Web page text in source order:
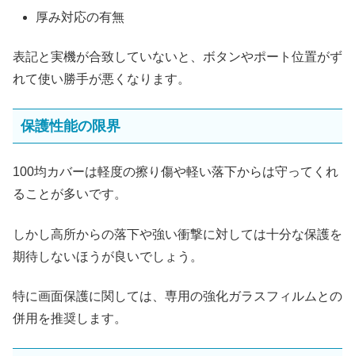
厚み対応の有無
表記と実機が合致していないと、ボタンやポート位置がず
れて使い勝手が悪くなります。
保護性能の限界
100均カバーは軽度の擦り傷や軽い落下からは守ってくれ
ることが多いです。
しかし高所からの落下や強い衝撃に対しては十分な保護を
期待しないほうが良いでしょう。
特に画面保護に関しては、専用の強化ガラスフィルムとの
併用を推奨します。